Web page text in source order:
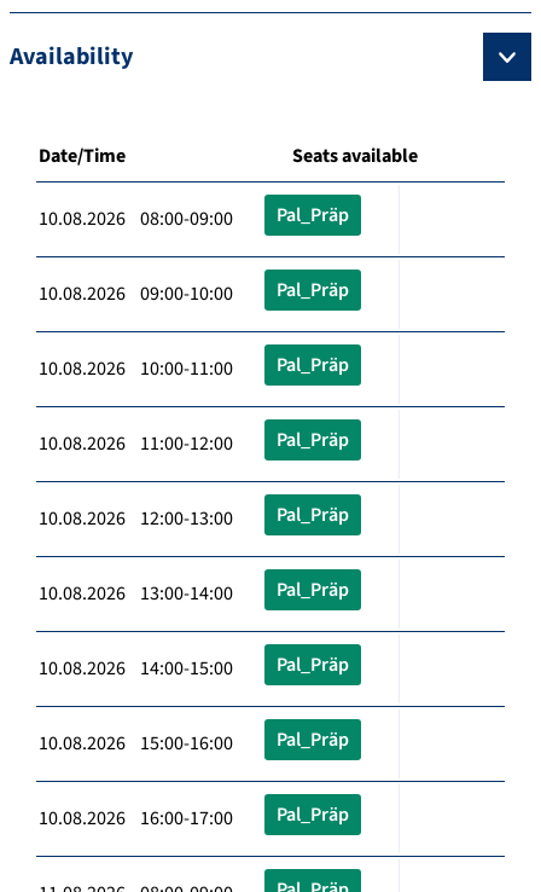
Availability
Date/Time Seats available
10.08.2026 08:00-09:00 Pal_Präp
10.08.2026 09:00-10:00 Pal_Präp
10.08.2026 10:00-11:00 Pal_Präp
10.08.2026 11:00-12:00 Pal_Präp
10.08.2026 12:00-13:00 Pal_Präp
10.08.2026 13:00-14:00 Pal_Präp
10.08.2026 14:00-15:00 Pal_Präp
10.08.2026 15:00-16:00 Pal_Präp
10.08.2026 16:00-17:00 Pal_Präp